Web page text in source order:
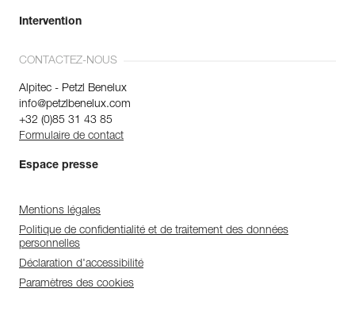
Intervention
CONTACTEZ-NOUS
Alpitec - Petzl Benelux
info@petzlbenelux.com
+32 (0)85 31 43 85
Formulaire de contact
Espace presse
Mentions légales
Politique de confidentialité et de traitement des données
personnelles
Déclaration d'accessibilité
Paramètres des cookies